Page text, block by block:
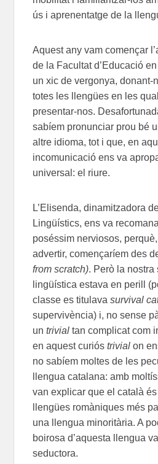
ús i aprenentatge de la
Aquest any vam començar
de la Facultat d’Educació
un xic de vergonya, donant-
totes les llengües en les
presentar-nos.
sabíem pronunciar prou bé
altre idioma, tot i que, en
incomunicació ens va
universal: el riure.
L’Elisenda, dinamitzadora
Lingüístics, ens va
poséssim nerviosos,
advertir, començaríem des
from scratch). Però la
lingüística estava en perill
classe es titulavasurvival
supervivència) i, no sense
untrivial tan complicat com
en aquest curióstrivial on
no sabíem moltes de les
llengua catalana: amb
van explicar que el català
llengües romàniques més
una llengua minoritària. A
boirosa d’aquesta llengua
seductora.